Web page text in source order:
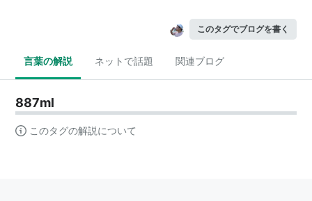
このタグでブログを書く
言葉の解説 ネットで話題 関連ブログ
887ml
このタグの解説について